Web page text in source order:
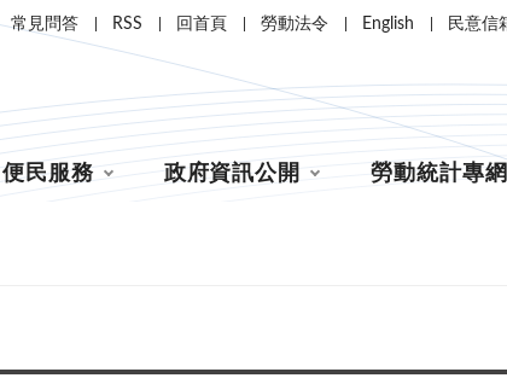
常見問答 RSS 回首頁 勞動法令 English 民意信
便民服務 政府資訊公開 勞動統計專網